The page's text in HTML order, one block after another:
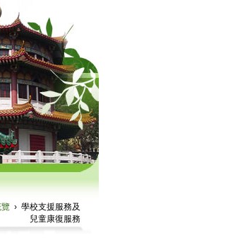
› 學校支援服務及
兒童康復服務